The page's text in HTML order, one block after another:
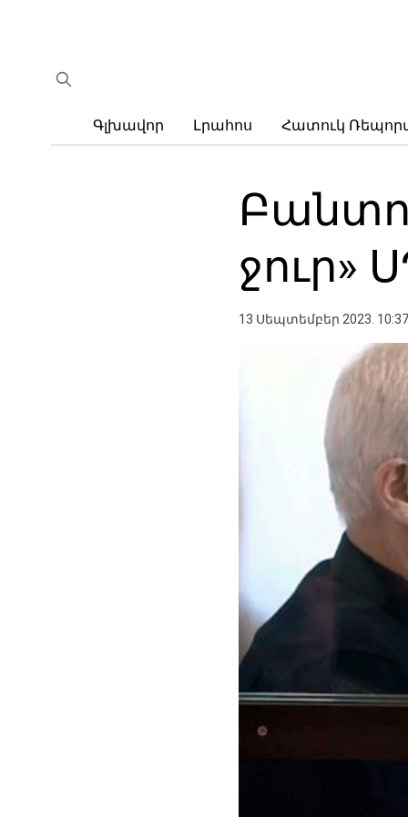
Գլխավոր Լրահոս Հատուկ
ջուր»
13 Սեպտեմբեր 2023. 10:37